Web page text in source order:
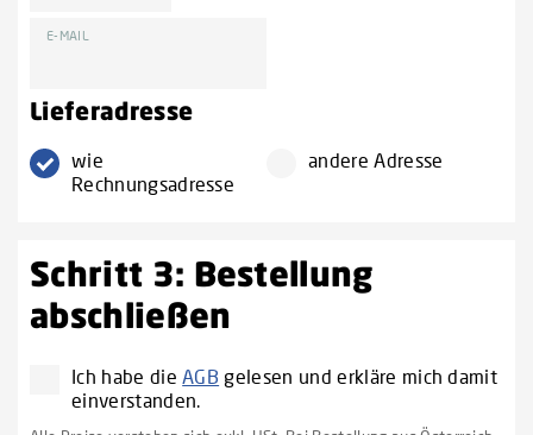
E-MAIL
Lieferadresse
wie
Rechnungsadresse
andere Adresse
Schritt 3: Bestellung
abschließen
Ich habe dieAGB gelesen und erkläre mich damit
einverstanden.